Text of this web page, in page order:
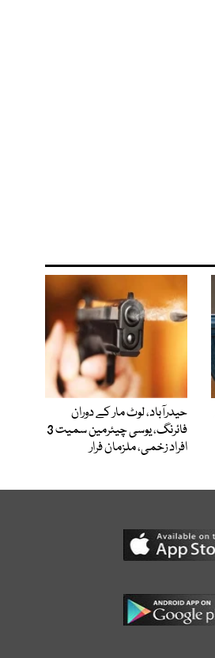
حیدرآباد، لوٹ مار کے دوران
فائرنگ، یوسی چیئرمین سمیت 3
افراد زخمی، ملزمان فرار